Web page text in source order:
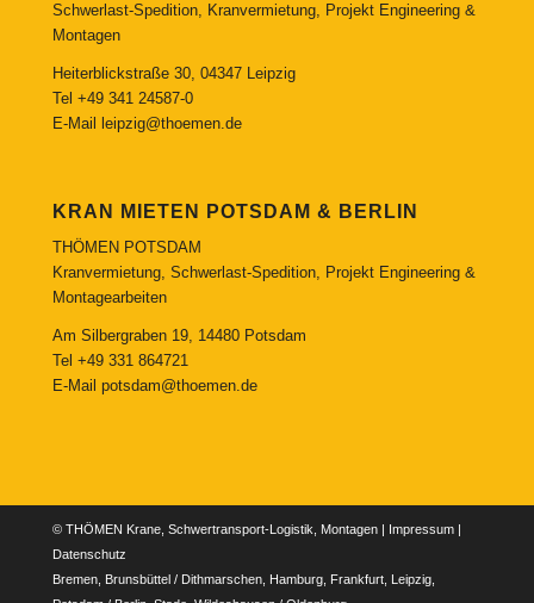
Schwerlast-Spedition, Kranvermietung, Projekt Engineering &
Montagen
Heiterblickstraße 30, 04347 Leipzig
Tel +49 341 24587-0
E-Mail
leipzig@thoemen.de
KRAN MIETEN POTSDAM & BERLIN
THÖMEN POTSDAM
Kranvermietung, Schwerlast-Spedition, Projekt Engineering &
Montagearbeiten
Am Silbergraben 19, 14480 Potsdam
Tel +49 331 864721
E-Mail potsdam@thoemen.de
© THÖMEN Krane, Schwertransport-Logistik, Montagen | Impressum|
Datenschutz
Bremen, Brunsbüttel / Dithmarschen, Hamburg, Frankfurt, Leipzig,